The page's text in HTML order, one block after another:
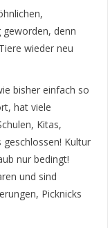
denn
wieder neu
bisher einfach so
hat viele
Kitas,
Kultur
nur bedingt!
und sind
Picknicks